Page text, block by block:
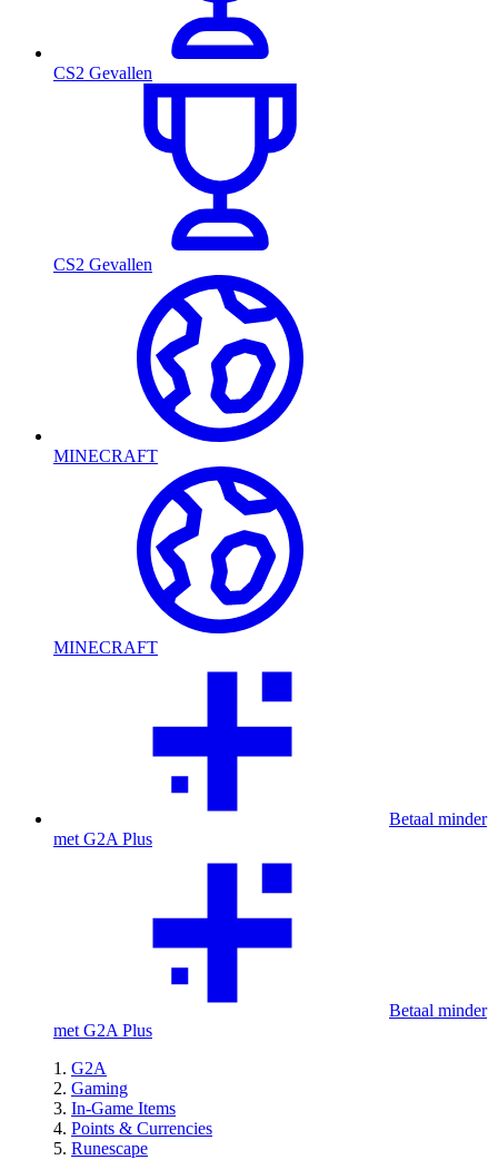
CS2 Gevallen
CS2 Gevallen
MINECRAFT
MINECRAFT
Betaal minder
met G2A Plus
Betaal minder
met G2A Plus
G2A
Gaming
In-Game Items
Points & Currencies
Runescape